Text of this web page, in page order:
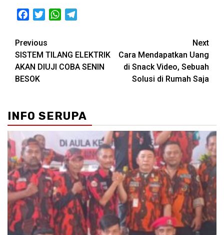
FacebookTwitterWhatsApp
Post
navigation
Previous
SISTEM TILANG ELEKTRIK
AKAN DIUJI COBA SENIN
BESOK
Next
Cara Mendapatkan Uang
di Snack Video, Sebuah
Solusi di Rumah Saja
INFO SERUPA